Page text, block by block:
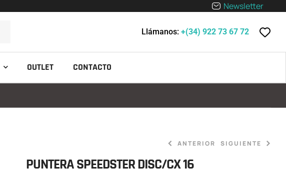
Newsletter
Llámanos: +(34) 922 73 67 72
OUTLET CONTACTO
ANTERIOR SIGUIENTE
PUNTERA SPEEDSTER DISC/CX 16